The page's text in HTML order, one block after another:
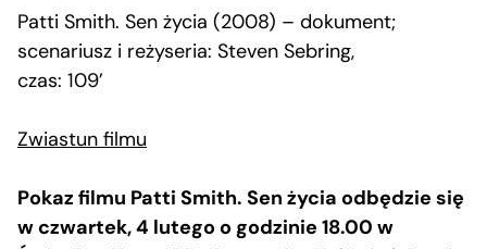
Patti Smith. Sen życia (2008) – dokument;
scenariusz i reżyseria: Steven Sebring,
czas: 109’
Zwiastun filmu
Pokaz filmu Patti Smith. Sen życia odbędzie się
w czwartek, 4 lutego o godzinie 18.00 w